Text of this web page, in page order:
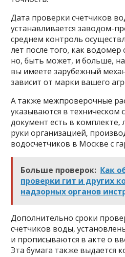
Дата проверки счетчиков
устанавливается заводом-
среднем контроль
лет после того, как водомер
но, быть может, и больше,
вы имеете зарубежный
зависит от марки вашего
А также межпроверочные
указываются в техническом
документ есть в комплекте,
руки организацией,
водосчетчиков в Москве с
Больше проверок: Как
проверки гит и других
надзорных органов
Дополнительно сроки
счетчиков воды,
и прописываются в акте о
Эта бумага также выдается